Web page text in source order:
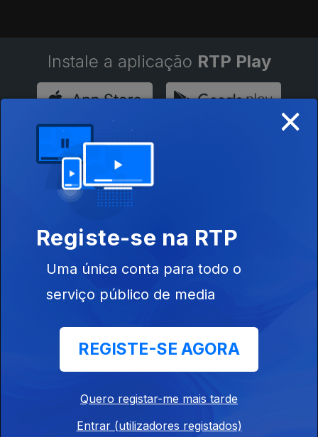
Instale a aplicação RTP Play
Disponível para iOS, Android, Apple TV, Android TV e
CarPlay
×
Registe-se na RTP
Uma única conta para todo o
serviço público de media
REGISTE-SE AGORA
Quero registar-me mais tarde
Entrar (utilizadores registados)